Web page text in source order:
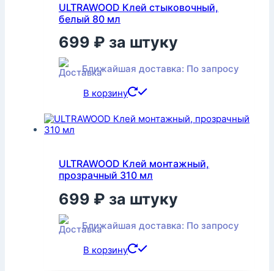
ULTRAWOOD Клей стыковочный,
белый 80 мл
699 ₽ за штуку
Ближайшая доставка: По запросу
В корзину
ULTRAWOOD Клей монтажный,
прозрачный 310 мл
699 ₽ за штуку
Ближайшая доставка: По запросу
В корзину